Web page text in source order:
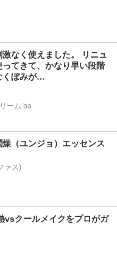
なく使えました。 リニュ
てきて、かなり早い段階
くぼみが…
ーム ba
（ユンジョ）エッセンス
ァス)
vsクールメイクをプロがガ